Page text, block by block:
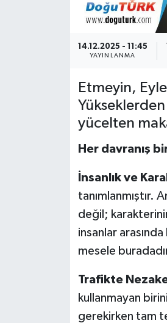
14.12.2025 - 11:45
YAYINLANMA
Etmeyin,
yücelten
Her davranış
İnsanlık ve
tanımlanmıştır.
değil;
insanlar
mesele
Trafikte
kullanmayan
gerekirken tam